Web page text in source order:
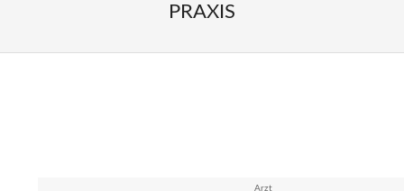
PRAXIS
Arzt